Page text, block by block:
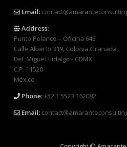
Email:
Address:
Punto Polanco – Oficina 645
Calle Alberto 319, Colonia Granada
Del. Miguel Hidalgo - CDMX
C.P. 11520
México
Phone:+52 1 5523 162082
Email: